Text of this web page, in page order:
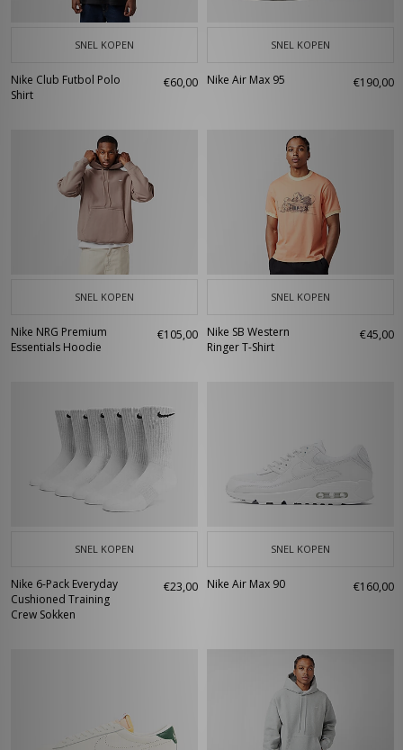
SNEL KOPEN
Nike Club Futbol Polo
Shirt
€60,00
SNEL KOPEN
Nike Air Max 95 €190,00
SNEL KOPEN
Nike NRG Premium
Essentials Hoodie
€105,00
SNEL KOPEN
Nike SB Western
Ringer T-Shirt
€45,00
SNEL KOPEN
Nike 6-Pack Everyday
Cushioned Training
Crew Sokken
€23,00
SNEL KOPEN
Nike Air Max 90 €160,00